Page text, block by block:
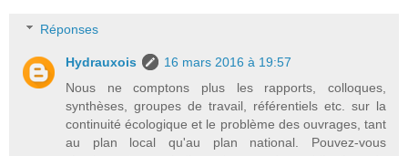
Réponses
Hydrauxois
16 mars 2016 à 19:57
Nous ne comptons plus les rapports, colloques,
synthèses, groupes de travail, référentiels etc. sur la
continuité écologique et le problème des ouvrages, tant
au plan local qu'au plan national. Pouvez-vous